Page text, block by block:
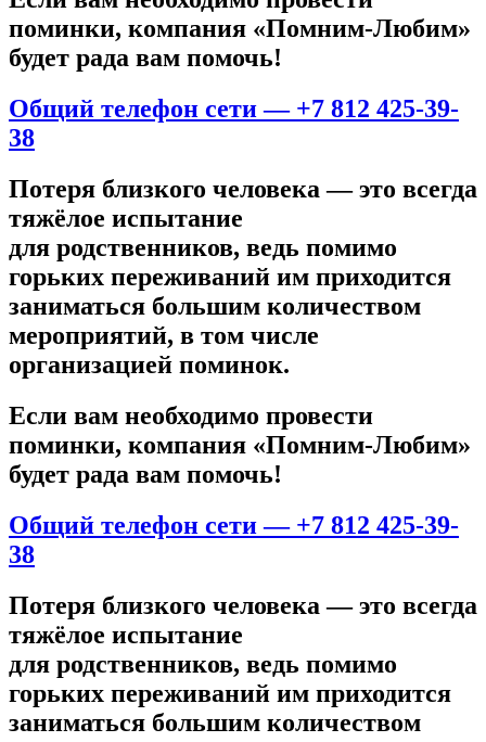
поминки, компания «Помним-Любим»
будет рада вам помочь!
Общий телефон сети — +7 812 425-39-
38
Потеря близкого человека — это всегда
тяжёлое испытание
для родственников, ведь помимо
горьких переживаний им приходится
заниматься большим количеством
мероприятий, в том числе
организацией поминок.
Если вам необходимо провести
поминки, компания «Помним-Любим»
будет рада вам помочь!
Общий телефон сети — +7 812 425-39-
38
Потеря близкого человека — это всегда
тяжёлое испытание
для родственников, ведь помимо
горьких переживаний им приходится
заниматься большим количеством